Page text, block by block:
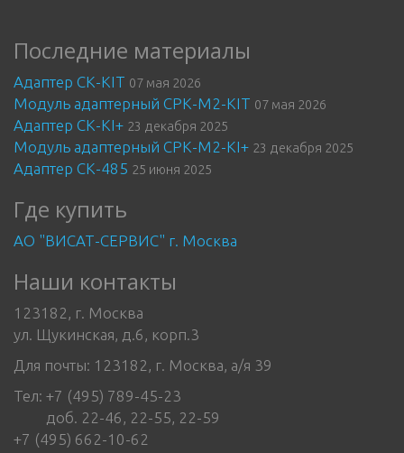
Последние материалы
Адаптер СК-KIT 07 мая 2026
Модуль адаптерный СРК-М2-KIT 07 мая 2026
Адаптер СК-KI+ 23 декабря 2025
Модуль адаптерный СРК-М2-KI+ 23 декабря 2025
Адаптер СК-485 25 июня 2025
Где купить
АО "ВИСАТ-СЕРВИС" г. Москва
Наши контакты
123182, г. Москва
ул. Щукинская, д.6, корп.3
Для почты: 123182, г. Москва, а/я 39
Тел: +7 (495) 789-45-23
доб. 22-46, 22-55, 22-59
+7 (495) 662-10-62